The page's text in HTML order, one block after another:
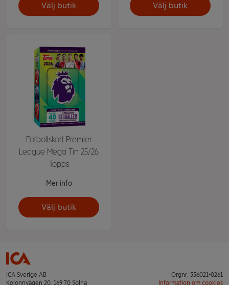
Välj butik Välj butik
Fotbollskort Premier
League Mega Tin 25/26
Topps
Mer info
Välj butik
ICA Sverige AB
Kolonnvägen 20, 169 70 Solna
Orgnr: 556021-0261
Information om cookies